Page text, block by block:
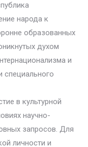
народа к
образованных
духом
и
в культурной
научно-
запросов. Для
личности и